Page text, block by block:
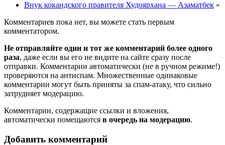
Внук кокандского правителя Худоярхана — Азаматбек »
Комментариев пока нет, вы можете стать первым
комментатором.
Не отправляйте один и тот же комментарий более одного
раза, даже если вы его не видите на сайте сразу после
отправки. Комментарии автоматически (не в ручном режиме!)
проверяются на антиспам. Множественные одинаковые
комментарии могут быть приняты за спам-атаку, что сильно
затрудняет модерацию.
Комментарии, содержащие ссылки и вложения,
автоматически помещаются в очередь на модерацию.
Добавить комментарий